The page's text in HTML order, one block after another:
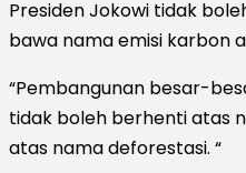
Presiden Jokowi tidak
bawa nama emisi karbon
“Pembangunan besar-
tidak boleh berhenti atas
atas nama deforestasi. “